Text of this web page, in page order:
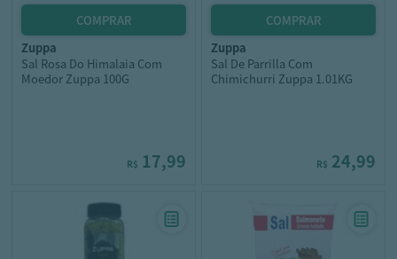
zuppa
Sal Rosa Do Himalaia Com
Moedor Zuppa 100G
R$ 17,99
zuppa
Sal De Parrilla Com
Chimichurri Zuppa 1.01KG
R$ 24,99